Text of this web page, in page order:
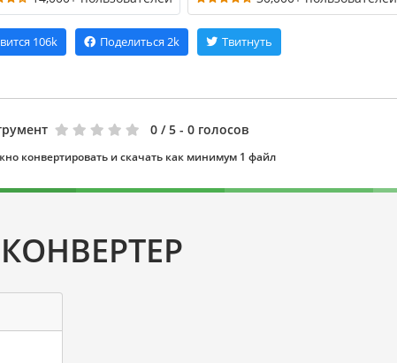
106k Поделиться 2k Твитнуть
0 / 5 - 0 голосов
конвертировать и скачать как минимум 1 файл